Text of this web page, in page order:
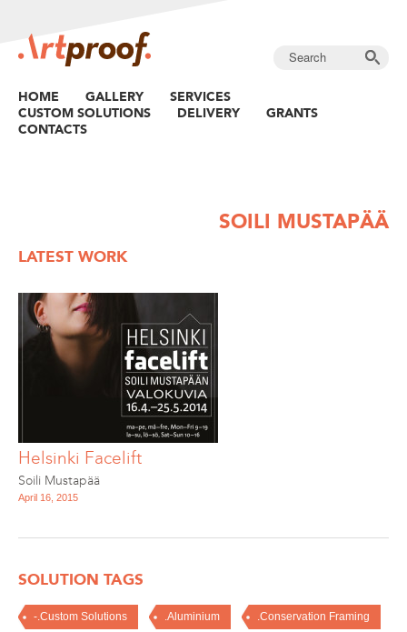
HOME GALLERY
SERVICES
CUSTOM SOLUTIONS
DELIVERY
GRANTS
CONTACTS
SOILI MUSTAPÄÄ
LATEST WORK
Helsinki Facelift
Soili Mustapää
April 16, 2015
SOLUTION TAGS
-.Custom Solutions .Aluminium .Conservation Framing